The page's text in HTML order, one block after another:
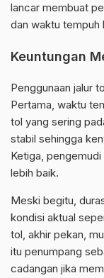
lancar membuat
dan waktu tempuh
Keuntungan
Penggunaan jalur
Pertama, waktu
tol yang sering
stabil sehingga
Ketiga,
lebih baik.
Meski begitu,
kondisi aktual
tol, akhir pekan,
itu penumpang
cadangan jika